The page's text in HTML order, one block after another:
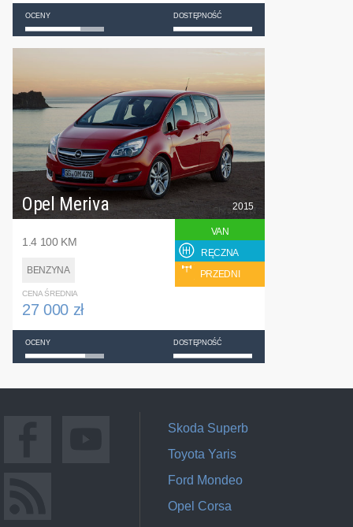
OCENY DOSTĘPNOŚĆ
Opel Meriva
1.4 100 KM
BENZYNA
2015
VAN
RĘCZNA
PRZEDNI
CENA ŚREDNIA
27 000 zł
OCENY DOSTĘPNOŚĆ
Skoda Superb
Toyota Yaris
Ford Mondeo
Opel Corsa